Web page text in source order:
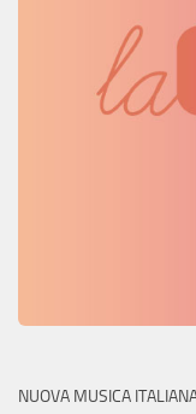
NUOVA MUSICA